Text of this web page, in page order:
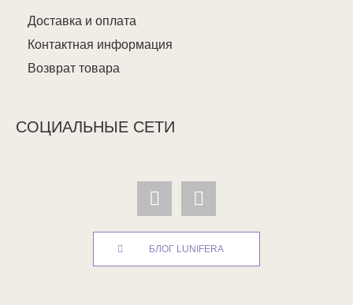
Доставка и оплата
Контактная информация
Возврат товара
СОЦИАЛЬНЫЕ СЕТИ
БЛОГ LUNIFERA